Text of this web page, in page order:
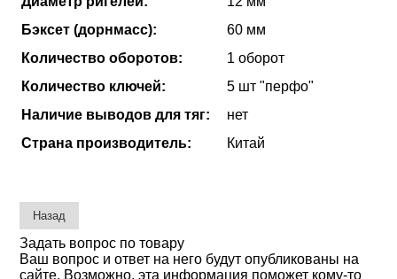
Бэксет (дорнмасс):
60 мм
Количество оборотов:
1 оборот
Количество ключей:
5 шт "перфо"
Наличие выводов для тяг:
нет
Страна производитель:
Китай
Задать вопрос по товару
Ваш вопрос и ответ на него будут опубликованы на
сайте. Возможно, эта информация поможет кому-то